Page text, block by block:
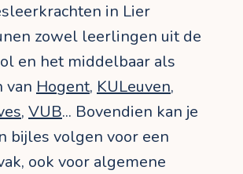
in Lier
zowel leerlingen uit de
en het middelbaar als
van Hogent, KULeuven,
, VUB... Bovendien kan je
bijles volgen voor een
ook voor algemene